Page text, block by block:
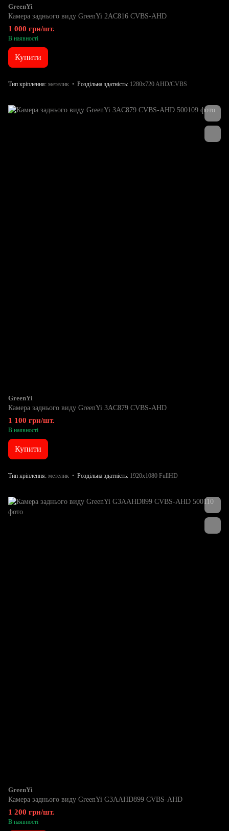
GreenYi
Камера заднього виду GreenYi 2AC816 CVBS-AHD
1 000 грн/шт.
В наявності
Купити
Тип кріплення метелик Роздільна здатність 1280x720 AHD/CVBS
GreenYi
Камера заднього виду GreenYi 3AC879 CVBS-AHD
1 100 грн/шт.
В наявності
Купити
Тип кріплення метелик Роздільна здатність 1920x1080 FullHD
GreenYi
Камера заднього виду GreenYi G3AAHD899 CVBS-AHD
1 200 грн/шт.
В наявності